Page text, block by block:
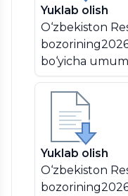
Yuklab olish
O‘zbekiston
bo‘yicha
Yuklab olish
O‘zbekiston